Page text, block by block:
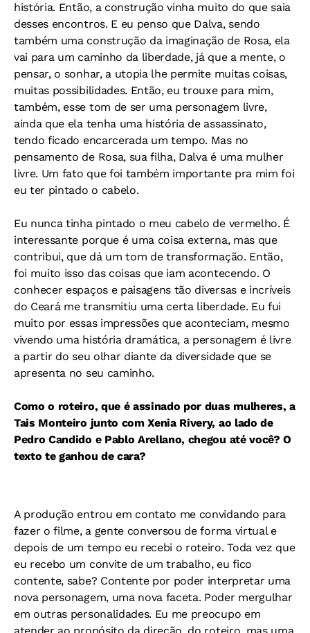
história. Então, a construção vinha muito do que saia
desses encontros. E eu penso que Dalva, sendo
também uma construção da imaginação de Rosa, ela
vai para um caminho da liberdade, já que a mente, o
pensar, o sonhar, a utopia lhe permite muitas coisas,
muitas possibilidades. Então, eu trouxe para mim,
também, esse tom de ser uma personagem livre,
ainda que ela tenha uma história de assassinato,
tendo ficado encarcerada um tempo. Mas no
pensamento de Rosa, sua filha, Dalva é uma mulher
livre. Um fato que foi também importante pra mim foi
eu ter pintado o cabelo.
Eu nunca tinha pintado o meu cabelo de vermelho. É
interessante porque é uma coisa externa, mas que
contribui, que dá um tom de transformação. Então,
foi muito isso das coisas que iam acontecendo. O
conhecer espaços e paisagens tão diversas e incríveis
do Ceará me transmitiu uma certa liberdade. Eu fui
muito por essas impressões que aconteciam, mesmo
vivendo uma história dramática, a personagem é livre
a partir do seu olhar diante da diversidade que se
apresenta no seu caminho.
Como o roteiro, que é assinado por duas mulheres, a
Tais Monteiro junto com Xenia Rivery, ao lado de
Pedro Candido e Pablo Arellano, chegou até você? O
texto te ganhou de cara?
A produção entrou em contato me convidando para
fazer o filme, a gente conversou de forma virtual e
depois de um tempo eu recebi o roteiro. Toda vez que
eu recebo um convite de um trabalho, eu fico
contente, sabe? Contente por poder interpretar uma
nova personagem, uma nova faceta. Poder mergulhar
em outras personalidades. Eu me preocupo em